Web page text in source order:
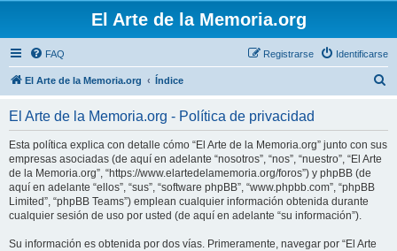
El Arte de la Memoria.org
FAQ Identificarse
Registrarse
El Arte de la Memoria.org Índice
El Arte de la Memoria.org - Política de privacidad
Esta política explica con detalle cómo “El Arte de la Memoria.org” junto con sus
empresas asociadas (de aquí en adelante “nosotros”, “nos”, “nuestro”, “El Arte
de la Memoria.org”, “https://www.elartedelamemoria.org/foros”) y phpBB (de
aquí en adelante “ellos”, “sus”, “software phpBB”, “www.phpbb.com”, “phpBB
Limited”, “phpBB Teams”) emplean cualquier información obtenida durante
cualquier sesión de uso por usted (de aquí en adelante “su información”).
Su información es obtenida por dos vías. Primeramente, navegar por “El Arte